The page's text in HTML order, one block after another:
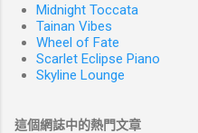
Midnight Toccata
Tainan Vibes
Wheel of Fate
Scarlet Eclipse Piano
Skyline Lounge
這個網誌中的熱門文章